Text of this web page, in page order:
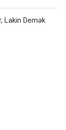
Lakin Demək